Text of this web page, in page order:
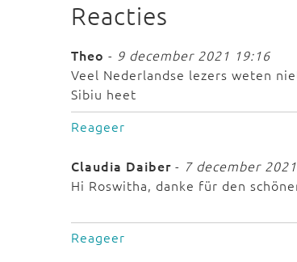
Reacties
Theo - 9 december 2021 19:16
Veel Nederlandse lezers weten
Sibiu heet
Reageer
Claudia Daiber - 7 december
Hi Roswitha, danke für den
Reageer